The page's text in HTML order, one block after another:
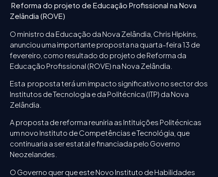
Reforma do projeto de Educação Profissional na Nova
Zelândia (ROVE)
O ministro da Educação da Nova Zelândia, Chris Hipkins,
anunciou uma importante proposta na quarta-feira 13 de
fevereiro, como resultado do projeto de Reforma da
Educação Profissional (ROVE) na Nova Zelândia.
Esta proposta terá um impacto significativo no sector dos
Institutos de Tecnologia e da Politécnica (ITP) da Nova
Zelândia.
A proposta de reforma reuniria as Intituições Politécnicas
um novo Instituto de Competências e Tecnológia, que
continuaria a ser estatal e financiada pelo Governo
Neozelandes.
O Governo quer que este Novo Instituto de Habilidades